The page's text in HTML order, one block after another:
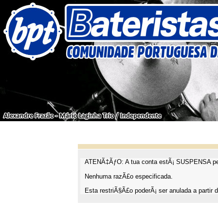
ATENÃ‡ÃƒO: A tua conta estÃ¡ SUSPENSA
Nenhuma razÃ£o especificada.
Esta restriÃ§Ã£o poderÃ¡ ser anulada a partir